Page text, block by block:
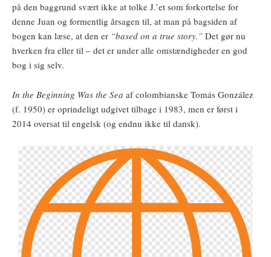
på den baggrund svært ikke at tolke J.’et som forkortelse for
denne Juan og formentlig årsagen til, at man på bagsiden af
bogen kan læse, at den er “based on a true story.” Det gør nu
hverken fra eller til – det er under alle omstændigheder en god
bog i sig selv.
In the Beginning Was the Sea af colombianske Tomás González
(f. 1950) er oprindeligt udgivet tilbage i 1983, men er først i
2014 oversat til engelsk (og endnu ikke til dansk).